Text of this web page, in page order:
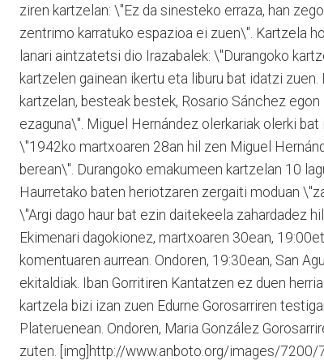
ziren kartzelan: \"Ez da sinesteko erraza, han
zentrimo karratuko espazioa ei zuen\". Kartzela
lanari aintzatetsi dio Irazabalek: \"Durangoko
kartzelen gainean ikertu eta liburu bat idatzi
kartzelan, besteak bestek, Rosario Sánchez
ezaguna\". Miguel Hernández olerkariak olerki
\"1942ko martxoaren 28an hil zen Miguel
berean\". Durangoko emakumeen kartzelan 10
Haurretako baten heriotzaren zergaiti moduan
\"Argi dago haur bat ezin daitekeela zahardadez
Ekimenari dagokionez, martxoaren 30ean,
komentuaren aurrean. Ondoren, 19:30ean, San
ekitaldiak. Iban Gorritiren Kantatzen ez duen
kartzela bizi izan zuen Edurne Gorosarriren
Plateruenean. Ondoren, Maria González
zuten. [img]http://www.anboto.org/images/7200/